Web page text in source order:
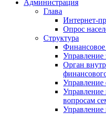
Администрация
Глава
Интернет-
Опрос
Структура
Финансовое
Управление
Орган
Управление
Управление
вопросам
Управление